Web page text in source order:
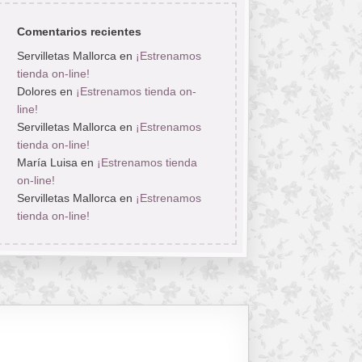
Comentarios recientes
Servilletas Mallorcaen ¡Estrenamos
tienda on-line!
Doloresen ¡Estrenamos tienda on-
line!
Servilletas Mallorcaen ¡Estrenamos
tienda on-line!
María Luisaen ¡Estrenamos tienda
on-line!
Servilletas Mallorcaen ¡Estrenamos
tienda on-line!